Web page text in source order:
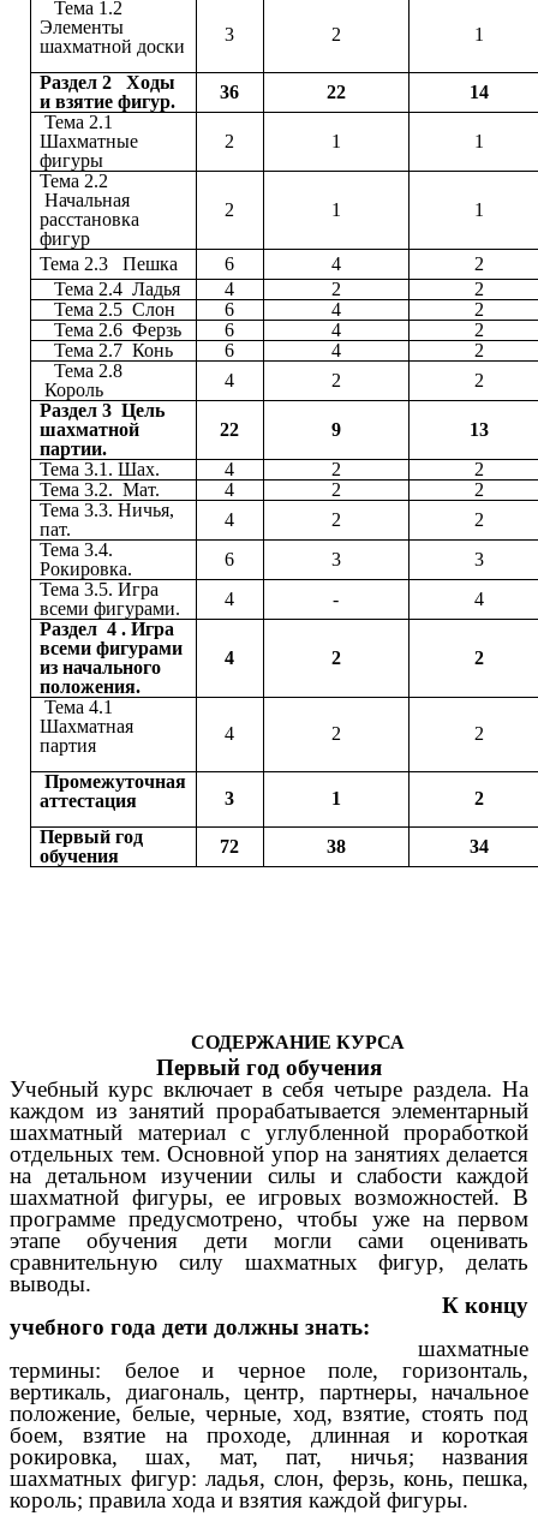
Тема 1.2
Элементы
шахматной доски
3 2 1
Раздел 2 Ходы
и взятие фигур.
36 22
14
Тема 2.1
Шахматные
фигуры
2 1
1
Тема 2.2
Начальная
расстановка
фигур
2 1 1
Тема 2.3 Пешка 6 4
2
Тема 2.4 Ладья
4 2
2
Тема 2.5 Слон
6 4
2
Тема 2.6 Ферзь
6 4
2
Тема 2.7 Конь
6 4
2
Тема 2.8
Король
4 2
2
Раздел 3 Цель
шахматной
партии.
22 9
13
Тема 3.1. Шах.
4 2
2
Тема 3.2. Мат.
4 2
2
Тема 3.3. Ничья,
пат.
4 2
2
Тема 3.4.
Рокировка.
6 3
3
Тема 3.5. Игра
всеми фигурами.
4 -
4
Раздел 4 . Игра
всеми фигурами
из начального
положения.
4 2 2
Тема 4.1
Шахматная
партия
4 2 2
Промежуточная
аттестация
3 1
2
Первый год
обучения
72 38 34
СОДЕРЖАНИЕ КУРСА
Первый год обучения
Учебный курс включает в себя четыре раздела. На
каждом из занятий прорабатывается элементарный
шахматный материал с углубленной проработкой
отдельных тем. Основной упор на занятиях делается
на детальном изучении силы и слабости каждой
шахматной фигуры, ее игровых возможностей. В
программе предусмотрено, чтобы уже на первом
этапе обучения дети могли сами оценивать
сравнительную силу шахматных фигур, делать
выводы.
К концу
учебного года дети должны знать:
шахматные
термины: белое и черное поле, горизонталь,
вертикаль, диагональ, центр, партнеры, начальное
положение, белые, черные, ход, взятие, стоять под
боем, взятие на проходе, длинная и короткая
рокировка, шах, мат, пат, ничья; названия
шахматных фигур: ладья, слон, ферзь, конь, пешка,
король; правила хода и взятия каждой фигуры.